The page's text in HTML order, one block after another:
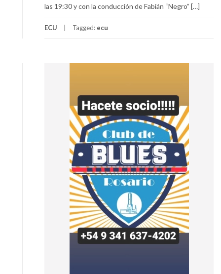
las 19:30 y con la conducción de Fabián “Negro” […]
ECU Tagged: ecu